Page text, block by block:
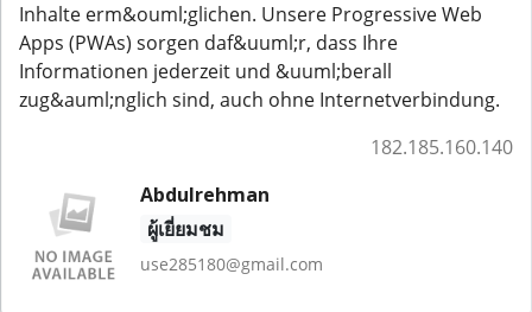
Inhalte erm&ouml;glichen. Unsere Progressive Web
Apps (PWAs) sorgen daf&uuml;r, dass Ihre
Informationen jederzeit und &uuml;berall
zug&auml;nglich sind, auch ohne Internetverbindung.
182.185.160.140
Abdulrehman
ผู้เยี่ยมชม
use285180@gmail.com